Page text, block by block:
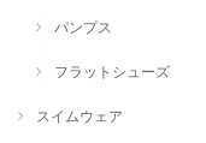
パンプス
フラットシューズ
スイムウェア